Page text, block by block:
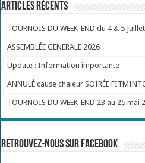
Articles récents
TOURNOIS DU WEEK-END du 4 & 5
ASSEMBLÉE GENERALE 2026
Update : Information importante
ANNULÉ cause chaleur SOIRÉE
TOURNOIS DU WEEK-END 23 au 25 mai
Retrouvez-nous sur Facebook